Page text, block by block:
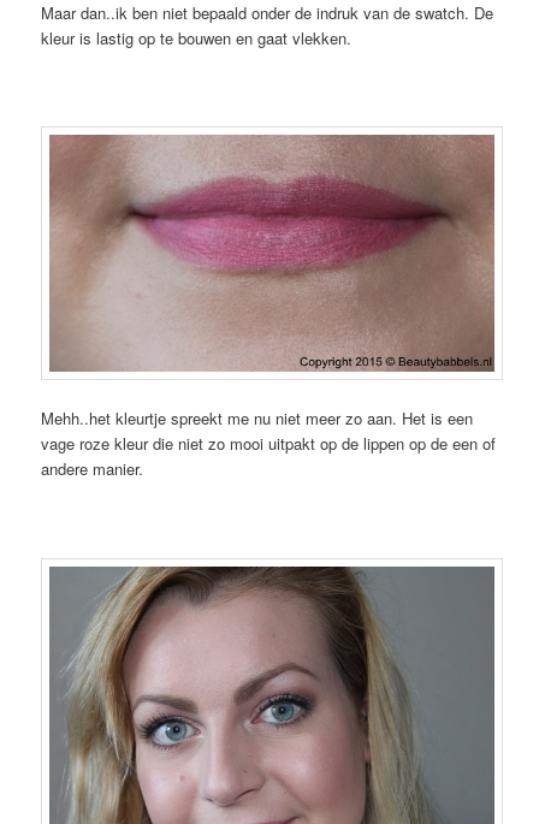
Maar dan..ik ben niet bepaald onder de indruk van de swatch. De
kleur is lastig op te bouwen en gaat vlekken.
Mehh..het kleurtje spreekt me nu niet meer zo aan. Het is een
vage roze kleur die niet zo mooi uitpakt op de lippen op de een of
andere manier.